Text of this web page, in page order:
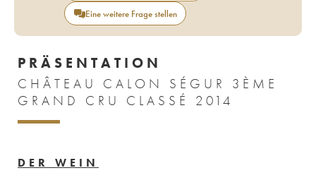
Eine weitere Frage stellen
PRÄSENTATION
CHÂTEAU CALON SÉGUR 3ÈME
GRAND CRU CLASSÉ 2014
DER WEIN